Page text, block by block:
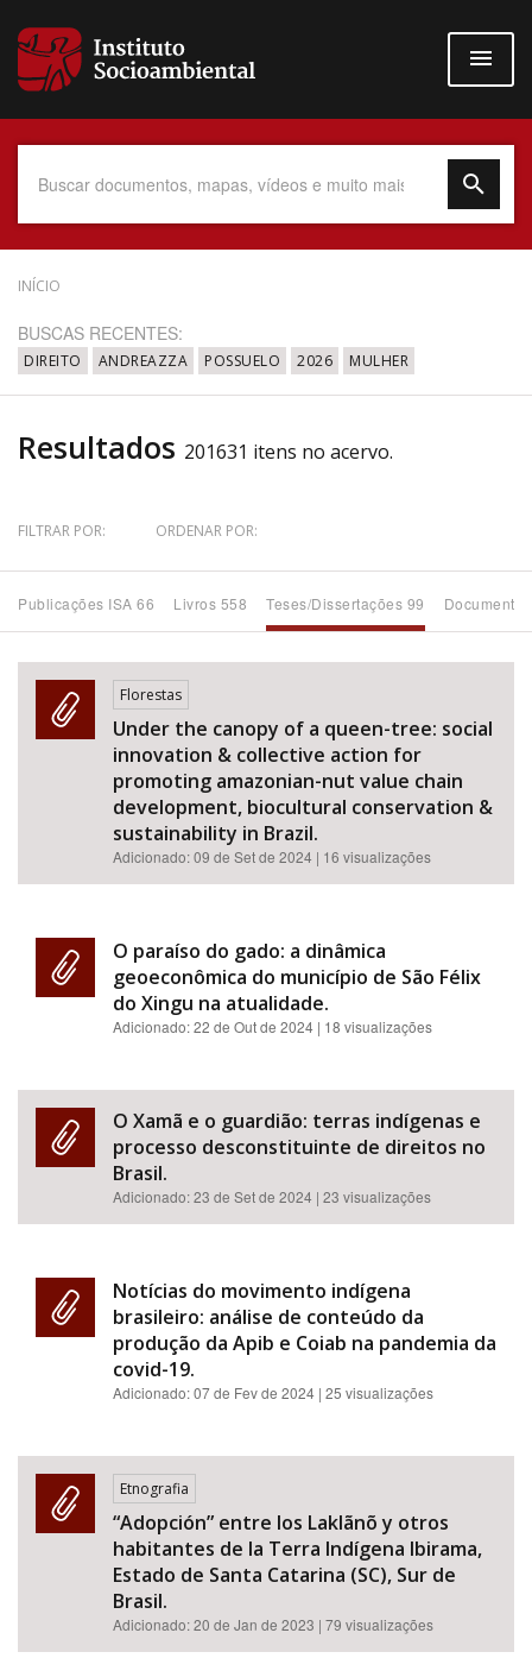
para
conteúdo
Data do Documento
Até
Povo Indígena
Subtema
Área de Levantamento
Área Protegida
INÍCIO
BUSCAS RECENTES:
DIREITO ANDREAZZA POSSUELO 2026 MULHER
Resultados 201631 itens no acervo.
FILTRAR POR: ORDENAR POR:
Publicações ISA 66 Livros 558 Teses/Dissertações 99
Florestas
Under the canopy of a queen-tree: social
innovation & collective action for
promoting amazonian-nut value chain
development, biocultural conservation &
sustainability in Brazil.
Adicionado:09 de Set de 2024 | 16 visualizações
O paraíso do gado: a dinâmica
geoeconômica do município de São Félix
do Xingu na atualidade.
Adicionado:22 de Out de 2024 | 18 visualizações
O Xamã e o guardião: terras indígenas e
processo desconstituinte de direitos no
Brasil.
Adicionado:23 de Set de 2024 | 23 visualizações
Notícias do movimento indígena
brasileiro: análise de conteúdo da
produção da Apib e Coiab na pandemia da
covid-19.
Adicionado:07 de Fev de 2024 | 25 visualizações
Etnografia
“Adopción” entre los Laklãnõ y otros
habitantes de la Terra Indígena Ibirama,
Estado de Santa Catarina (SC), Sur de
Brasil.
Adicionado:20 de Jan de 2023 | 79 visualizações